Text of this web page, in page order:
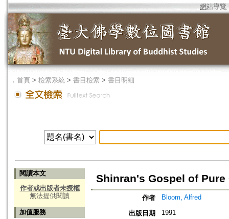
網站導覽
． 首頁 > 檢索系統 > 書目檢索 > 書目明細
閱讀本文
作者或出版者未授權
無法提供閱讀
加值服務
Shinran's Gospel of Pure
作者 Bloom, Alfred
出版日期 1991